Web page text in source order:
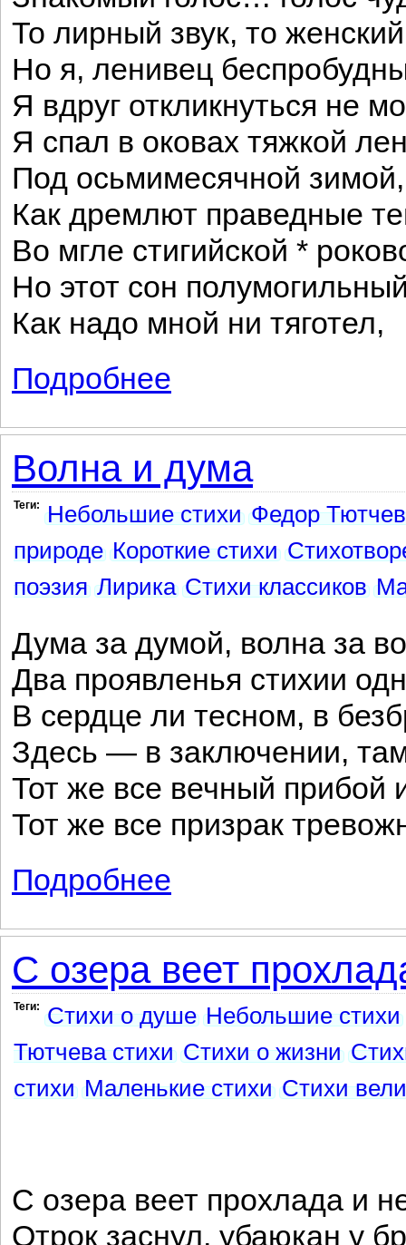
То лирный звук, то
Но я, ленивец
Я вдруг откликнуться не
Я спал в оковах тяжкой
Под осьмимесячной зимой,
Как дремлют праведные
Во мгле стигийской *
Но этот сон
Как надо мной ни тяготел,
Подробнее
Волна и дума
Теги: Небольшие стихи Федор
природе Короткие стихи
поэзия Лирика Стихи классиков
Дума за думой, волна за
Два проявленья стихии
В сердце ли тесном, в
Здесь — в заключении,
Тот же все вечный прибой
Тот же все призрак
Подробнее
С озера веет
Теги: Стихи о душе Небольшие стихи
Тютчева стихи Стихи о жизни
стихи Маленькие стихи Стихи
С озера веет прохлада и
Отрок заснул, убаюкан у